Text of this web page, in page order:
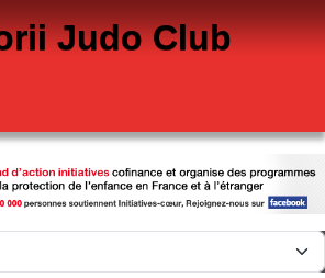
Judo Club
cookies